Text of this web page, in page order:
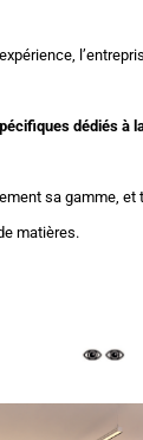
dédiés à
sa gamme,
matières.